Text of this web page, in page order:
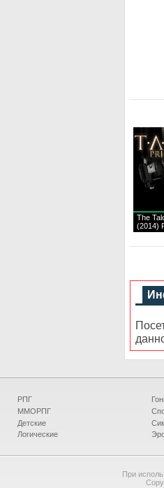
The
(2014)
РПГ
ММОРПГ
Детские
Логические
При